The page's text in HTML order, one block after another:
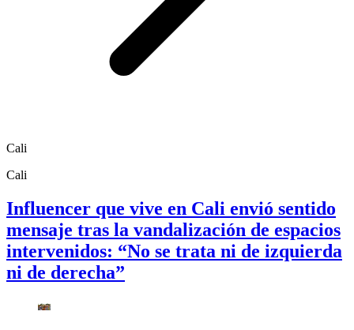
Cali
Cali
Influencer que vive en Cali envió sentido
mensaje tras la vandalización de espacios
intervenidos: “No se trata ni de izquierda
ni de derecha”